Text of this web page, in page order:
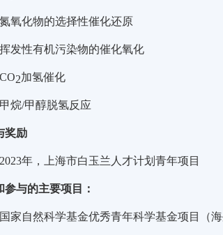
氮氧化物的选择性催化还原
挥发性有机污染物的催化氧化
CO2加氢催化
甲烷/甲醇脱氢反应
奖励
2023年，上海市白玉兰人才计划青年项目
参与的主要项目：
国家自然科学基金优秀青年科学基金项目（